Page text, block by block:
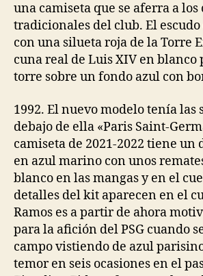
una camiseta que se aferra a los
tradicionales del club. El
con una silueta roja de la Torre
cuna real de Luis XIV en blanco
torre sobre un fondo azul con
1992. El nuevo modelo tenía las
debajo de ella «Paris Saint-
camiseta de 2021-2022 tiene un
en azul marino con unos
blanco en las mangas y en el
detalles del kit aparecen en el
Ramos es a partir de ahora
para la afición del PSG cuando
campo vistiendo de azul
temor en seis ocasiones en el